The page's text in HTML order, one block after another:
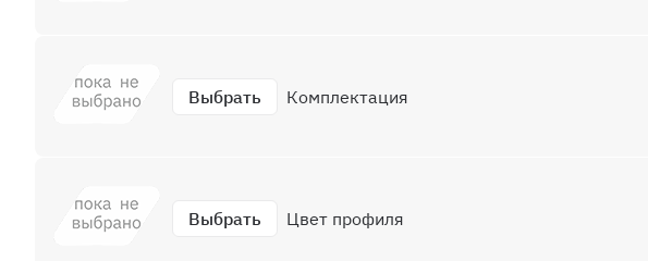
Выбрать Комплектация
Выбрать Цвет профиля